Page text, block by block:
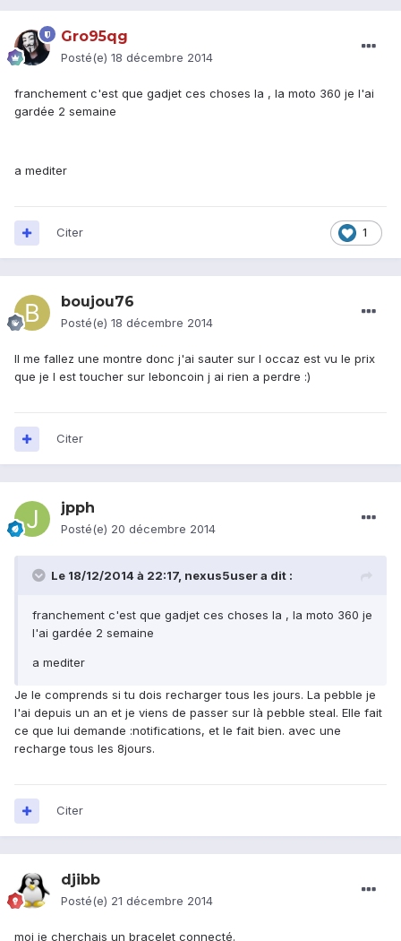
Gro95qg
Posté(e) 18 décembre 2014
franchement c'est que gadjet ces choses la , la moto 360 je l'ai
gardée 2 semaine
a mediter
1
Citer
boujou76
Posté(e) 18 décembre 2014
Il me fallez une montre donc j'ai sauter sur l occaz est vu le prix
que je l est toucher sur leboncoin j ai rien a perdre :)
Citer
jpph
Posté(e) 20 décembre 2014
Le 18/12/2014 à 22:17, nexus5user a dit :
franchement c'est que gadjet ces choses la , la moto 360 je
l'ai gardée 2 semaine
a mediter
Je le comprends si tu dois recharger tous les jours. La pebble je
l'ai depuis un an et je viens de passer sur là pebble steal. Elle fait
ce que lui demande :notifications, et le fait bien. avec une
recharge tous les 8jours.
Citer
djibb
Posté(e) 21 décembre 2014
moi je cherchais un bracelet connecté.